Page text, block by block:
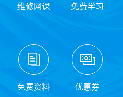
维修网课 免费学习
免费资料 优惠券